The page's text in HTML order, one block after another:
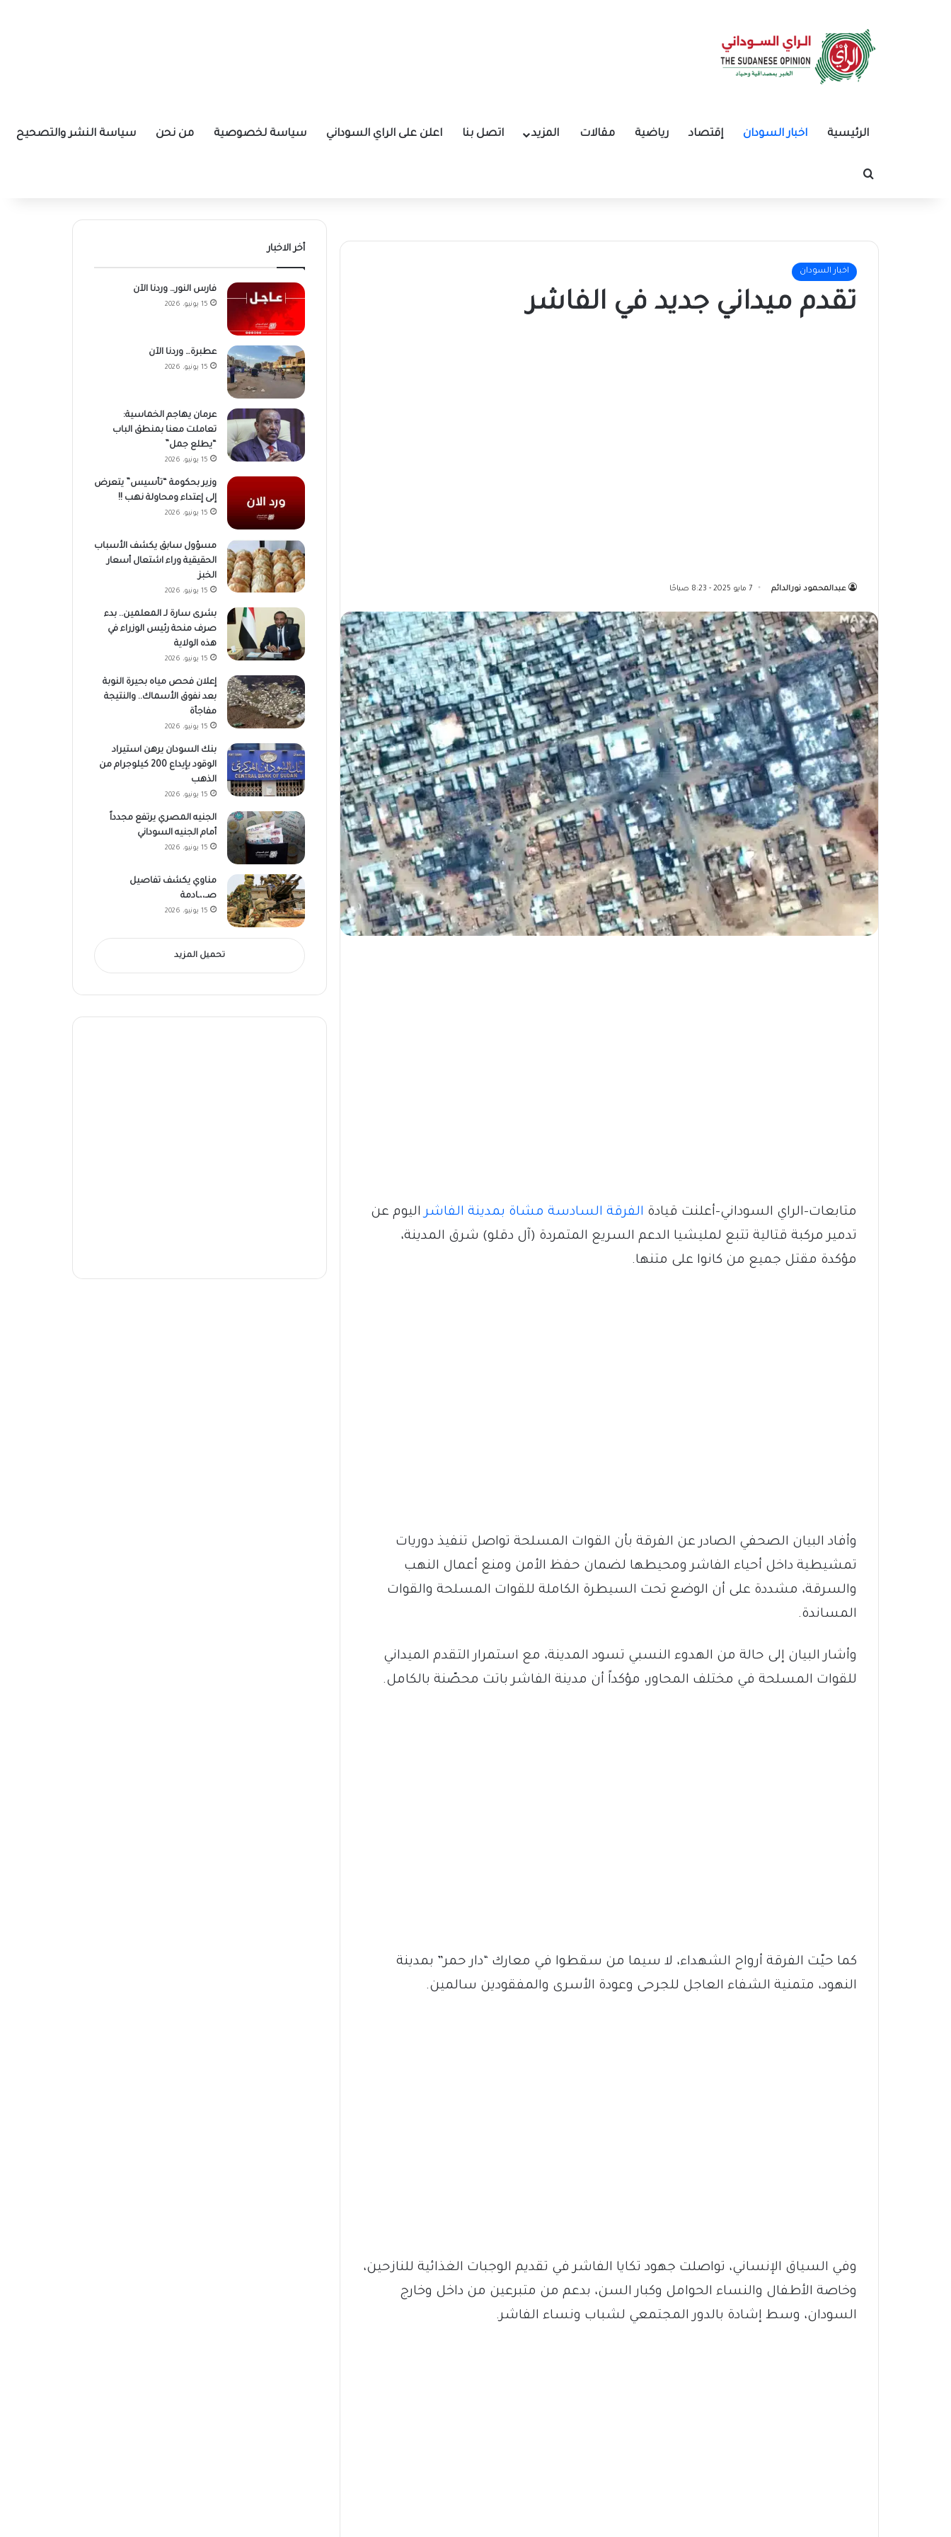
الرئيسية اخبار السودان إقتصاد رياضية مقالات المزيد اتصل بنا اعلن على الراي السوداني سياسة لخصوصية من نحن سياسة النشر والتصحيح
بحث عن
اخبار السودان
تقدم ميداني جديد في الفاشر
عبدالمحمود نورالدائم 7 مايو 2025 - 8:23 صباحًا
متابعات-الراي السوداني-أعلنت قيادة الفرقة السادسة مشاة بمدينة الفاشر اليوم عن
تدمير مركبة قتالية تتبع لمليشيا الدعم السريع المتمردة (آل دقلو) شرق المدينة،
مؤكدة مقتل جميع من كانوا على متنها.
وأفاد البيان الصحفي الصادر عن الفرقة بأن القوات المسلحة تواصل تنفيذ دوريات
تمشيطية داخل أحياء الفاشر ومحيطها لضمان حفظ الأمن ومنع أعمال النهب
والسرقة، مشددة على أن الوضع تحت السيطرة الكاملة للقوات المسلحة والقوات
المساندة.
وأشار البيان إلى حالة من الهدوء النسبي تسود المدينة، مع استمرار التقدم الميداني
للقوات المسلحة في مختلف المحاور، مؤكداً أن مدينة الفاشر باتت محصّنة بالكامل.
كما حيّت الفرقة أرواح الشهداء، لا سيما من سقطوا في معارك “دار حمر” بمدينة
النهود، متمنية الشفاء العاجل للجرحى وعودة الأسرى والمفقودين سالمين.
وفي السياق الإنساني، تواصلت جهود تكايا الفاشر في تقديم الوجبات الغذائية للنازحين،
وخاصة الأطفال والنساء الحوامل وكبار السن، بدعم من متبرعين من داخل وخارج
السودان، وسط إشادة بالدور المجتمعي لشباب ونساء الفاشر.
أخر الاخبار
فارس النور… وردنا الآن
15 يونيو، 2026
عطبرة… وردنا الآن
15 يونيو، 2026
عرمان يهاجم الخماسية:
تعاملت معنا بمنطق الباب
“يطلع جمل”
15 يونيو، 2026
وزير بحكومة “تأسيس” يتعرض
إلى إعتداء ومحاولة نهب !!
15 يونيو، 2026
مسؤول سابق يكشف الأسباب
الحقيقية وراء اشتعال أسعار
الخبز
15 يونيو، 2026
بشرى سارة لـ المعلمين.. بدء
صرف منحة رئيس الوزراء في
هذه الولاية
15 يونيو، 2026
إعلان فحص مياه بحيرة النوبة
بعد نفوق الأسماك.. والنتيجة
مفاجأة
15 يونيو، 2026
بنك السودان يرهن استيراد
الوقود بإيداع 200 كيلوجرام من
الذهب
15 يونيو، 2026
الجنيه المصري يرتفع مجدداً
أمام الجنيه السوداني
15 يونيو، 2026
مناوي يكشف تفاصيل
صـ،،ـادمة
15 يونيو، 2026
تحميل المزيد